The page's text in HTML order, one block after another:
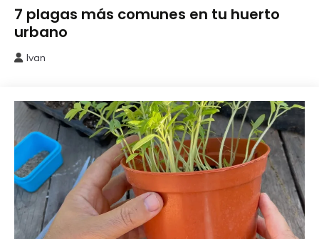
Huerto
Urbano
7 plagas más comunes en tu huerto
urbano
2025
Ivan